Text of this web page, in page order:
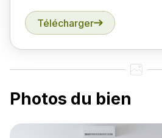
Télécharger
Photos du bien